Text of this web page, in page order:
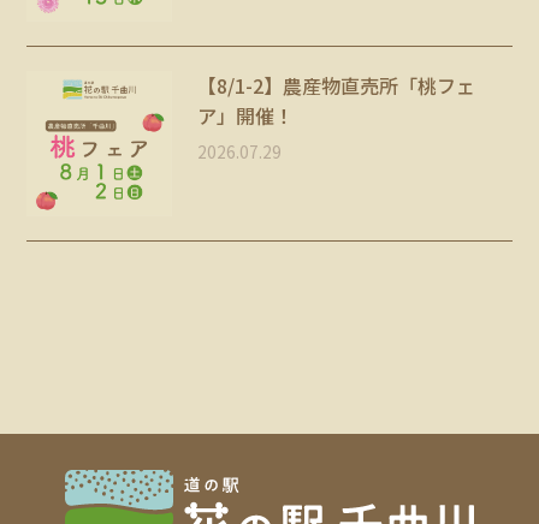
【8/1-2】農産物直売所「桃フェ
ア」開催！
2026.07.29